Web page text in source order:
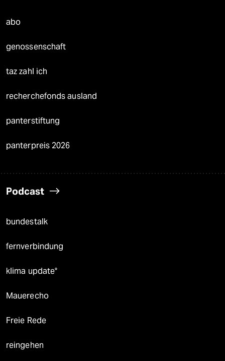
abo
genossenschaft
taz zahl ich
recherchefonds ausland
panterstiftung
panterpreis 2026
Podcast
bundestalk
fernverbindung
klima update°
Mauerecho
Freie Rede
reingehen